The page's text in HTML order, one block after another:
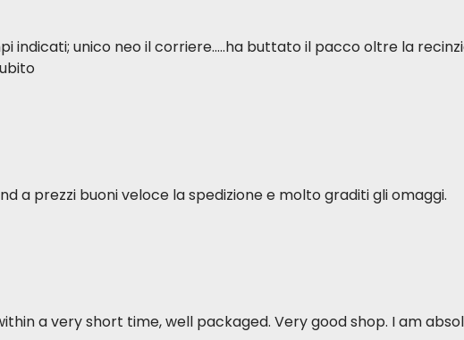
unico neo il corriere.....ha buttato il pacco oltre la
a prezzi buoni veloce la spedizione e molto graditi gli omaggi.
a very short time, well packaged. Very good shop. I am